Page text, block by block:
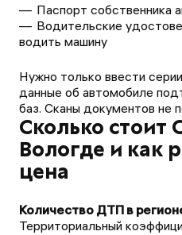
Паспорт собственника
Водительские
водить машину
Нужно только ввести
данные об автомобиле
баз. Сканы документов не
Сколько стоит
Вологде и как
цена
Территориальный